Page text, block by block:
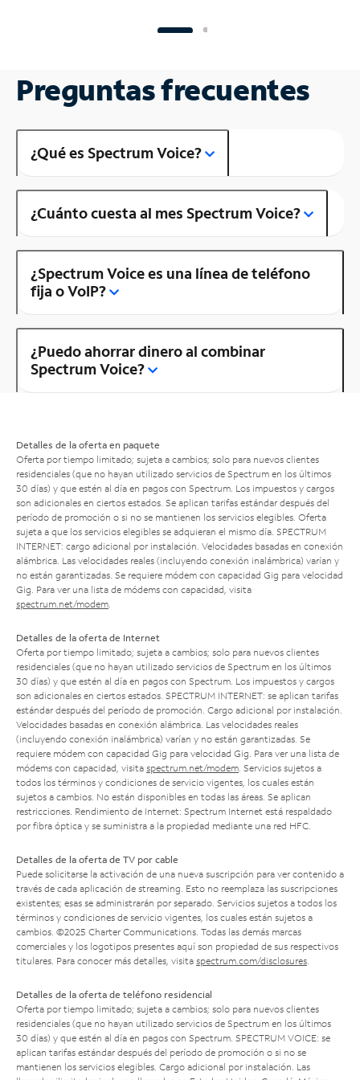
Preguntas frecuentes
¿Qué es Spectrum Voice?
¿Cuánto cuesta al mes Spectrum Voice?
¿Spectrum Voice es una línea de teléfono
fija o VoIP?
¿Puedo ahorrar dinero al combinar
Spectrum Voice?
Detalles de la oferta en paquete
Oferta por tiempo limitado; sujeta a cambios; solo para nuevos clientes
residenciales (que no hayan utilizado servicios de Spectrum en los últimos
30 días) y que estén al día en pagos con Spectrum. Los impuestos y cargos
son adicionales en ciertos estados. Se aplican tarifas estándar después del
período de promoción o si no se mantienen los servicios elegibles. Oferta
sujeta a que los servicios elegibles se adquieran el mismo día. SPECTRUM
INTERNET: cargo adicional por instalación. Velocidades basadas en conexión
alámbrica. Las velocidades reales (incluyendo conexión inalámbrica) varían y
no están garantizadas. Se requiere módem con capacidad Gig para velocidad
Gig. Para ver una lista de módems con capacidad, visita
spectrum.net/modem
Detalles de la oferta de Internet
Oferta por tiempo limitado; sujeta a cambios; solo para nuevos clientes
residenciales (que no hayan utilizado servicios de Spectrum en los últimos
30 días) y que estén al día en pagos con Spectrum. Los impuestos y cargos
son adicionales en ciertos estados. SPECTRUM INTERNET: se aplican tarifas
estándar después del período de promoción. Cargo adicional por instalación.
Velocidades basadas en conexión alámbrica. Las velocidades reales
(incluyendo conexión inalámbrica) varían y no están garantizadas. Se
requiere módem con capacidad Gig para velocidad Gig. Para ver una lista de
módems con capacidad, visita spectrum.net/modem . Servicios sujetos a
todos los términos y condiciones de servicio vigentes, los cuales están
sujetos a cambios. No están disponibles en todas las áreas. Se aplican
restricciones. Rendimiento de Internet: Spectrum Internet está respaldado
por fibra óptica y se suministra a la propiedad mediante una red HFC.
Detalles de la oferta de TV por cable
Puede solicitarse la activación de una nueva suscripción para ver contenido a
través de cada aplicación de streaming. Esto no reemplaza las suscripciones
existentes; esas se administrarán por separado. Servicios sujetos a todos los
términos y condiciones de servicio vigentes, los cuales están sujetos a
cambios. ©2025 Charter Communications. Todas las demás marcas
comerciales y los logotipos presentes aquí son propiedad de sus respectivos
titulares. Para conocer más detalles, visita spectrum.com/disclosures
Detalles de la oferta de teléfono residencial
Oferta por tiempo limitado; sujeta a cambios; solo para nuevos clientes
residenciales (que no hayan utilizado servicios de Spectrum en los últimos
30 días) y que estén al día en pagos con Spectrum. SPECTRUM VOICE: se
aplican tarifas estándar después del período de promoción o si no se
mantienen los servicios elegibles. Cargo adicional por instalación. Las